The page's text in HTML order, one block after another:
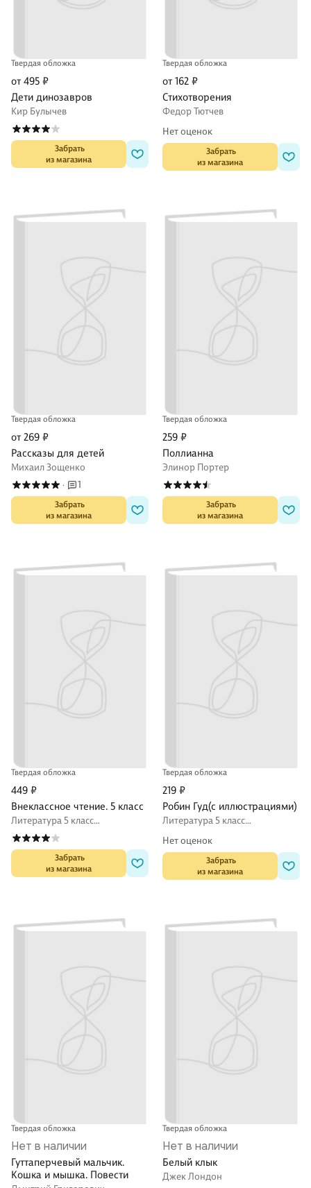
Твердая обложка
от 495 ₽
Дети динозавров
Кир Булычев
Забрать
из магазина
Твердая обложка
от 162 ₽
Стихотворения
Федор Тютчев
Нет оценок
Забрать
из магазина
Твердая обложка
от 269 ₽
Рассказы для детей
Михаил Зощенко
· 1
Забрать
из магазина
Твердая обложка
259 ₽
Поллианна
Элинор Портер
Забрать
из магазина
Твердая обложка
449 ₽
Внеклассное чтение. 5 класс
Литература 5 класс
внеклассное чтение
Забрать
из магазина
Твердая обложка
219 ₽
Робин Гуд(с иллюстрациями)
Литература 5 класс
Нет оценок
Забрать
из магазина
Твердая обложка
Нет в наличии
Гуттаперчевый мальчик.
Кошка и мышка. Повести
Твердая обложка
Нет в наличии
Белый клык
Джек Лондон